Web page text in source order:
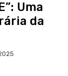
Uma
da